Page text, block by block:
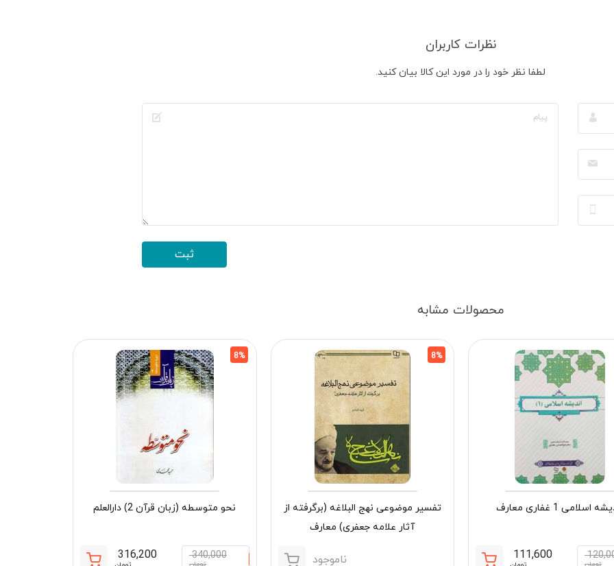
نظرات کاربران
لطفا نظر خود را در مورد این کالا بیان کنید.
محصولات مشابه
اسلامی 1 غفاری معارف
تومان
111,600
8%
تفسیر موضوعی نهج البلاغه (برگرفته از
آثار علامه جعفری) معارف
ناموجود
8%
نحو متوسطه (زبان قرآن 2) دارالعلم
340,000
تومان
316,200